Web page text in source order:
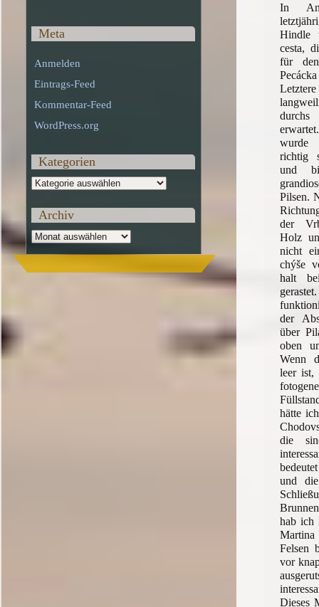
In
Hindle
cesta,
für
wurde
richtig
und
Pilsen.
der
Holz
nicht
chýše
halt
der
über
oben
Wenn
leer ist,
hätte
die
und
hab ich
Felsen
vor
Dieses
Meta
Anmelden
Eintrags-Feed
Kommentar-Feed
WordPress.org
Kategorien
Kategorien
Archiv
Archiv